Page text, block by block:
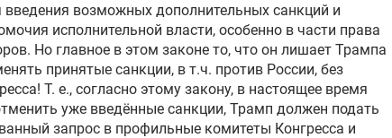
возможных дополнительных санкций и
исполнительной власти, особенно в части права
Но главное в этом законе то, что он лишает Трампа
принятые санкции, в т.ч. против России, без
Т. е., согласно этому закону, в настоящее время
уже введённые санкции, Трамп должен подать
запрос в профильные комитеты Конгресса и